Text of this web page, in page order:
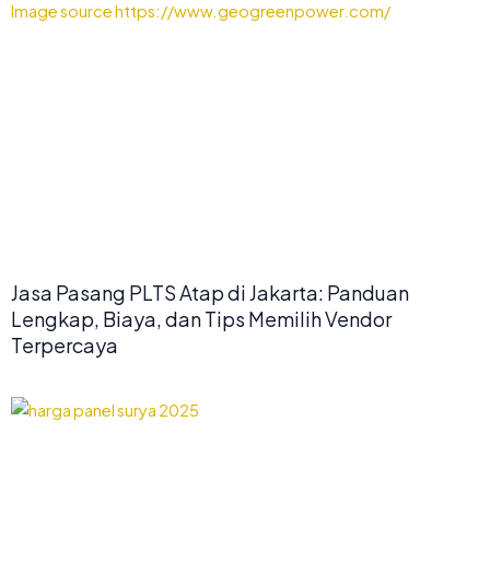
Jasa Pasang PLTS Atap di Jakarta: Panduan
Lengkap, Biaya, dan Tips Memilih Vendor
Terpercaya